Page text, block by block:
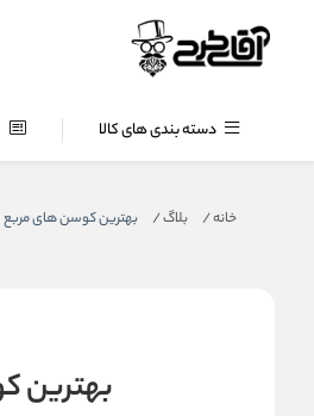
دسته بندی های کالا
خانه/ بلاگ/ بهترین کوسن های مربع
بهترین